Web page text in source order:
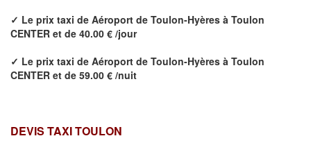
✓ Le prix taxi de Aéroport de Toulon-Hyères à Toulon
CENTER et de 40.00 € /jour
✓ Le prix taxi de Aéroport de Toulon-Hyères à Toulon
CENTER et de 59.00 € /nuit
DEVIS TAXI TOULON